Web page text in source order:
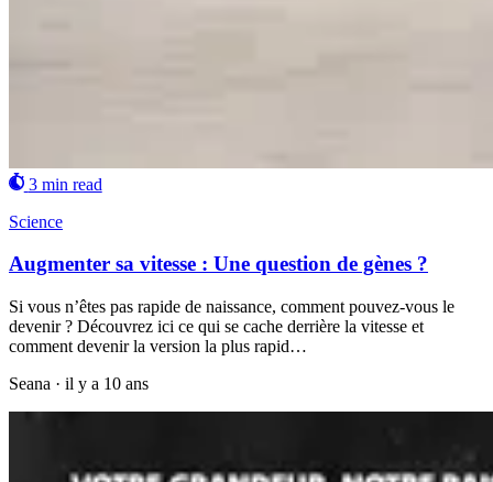
3 min read
Science
Augmenter sa vitesse : Une question de gènes ?
Si vous n’êtes pas rapide de naissance, comment pouvez-vous le
devenir ? Découvrez ici ce qui se cache derrière la vitesse et
comment devenir la version la plus rapid…
Seana · il y a 10 ans